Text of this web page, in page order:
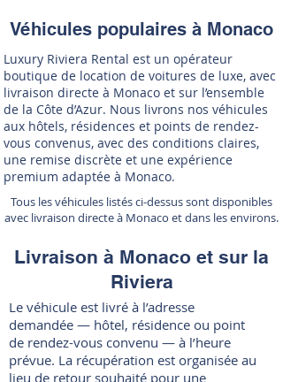
Véhicules populaires à Monaco
Luxury Riviera Rental est un opérateur
boutique de location de voitures de luxe, avec
livraison directe à Monaco et sur l’ensemble
de la Côte d’Azur. Nous livrons nos véhicules
aux hôtels, résidences et points de rendez-
vous convenus, avec des conditions claires,
une remise discrète et une expérience
premium adaptée à Monaco.
Tous les véhicules listés ci-dessus sont disponibles
avec livraison directe à Monaco et dans les environs.
Livraison à Monaco et sur la
Riviera
Le véhicule est livré à l’adresse
demandée — hôtel, résidence ou point
de rendez-vous convenu — à l’heure
prévue. La récupération est organisée au
lieu de retour souhaité pour une